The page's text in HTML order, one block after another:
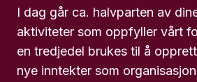
I dag går ca. halvparten av
aktiviteter som oppfyller vårt
en tredjedel brukes til å
nye inntekter som